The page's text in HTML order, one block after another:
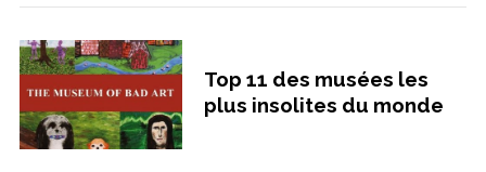
Top 11 des musées les
plus insolites du monde